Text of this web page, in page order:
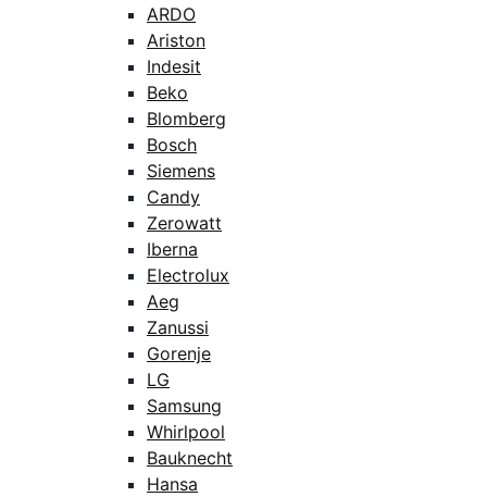
ARDO
Ariston
Indesit
Beko
Blomberg
Bosch
Siemens
Candy
Zerowatt
Iberna
Electrolux
Aeg
Zanussi
Gorenje
LG
Samsung
Whirlpool
Bauknecht
Hansa